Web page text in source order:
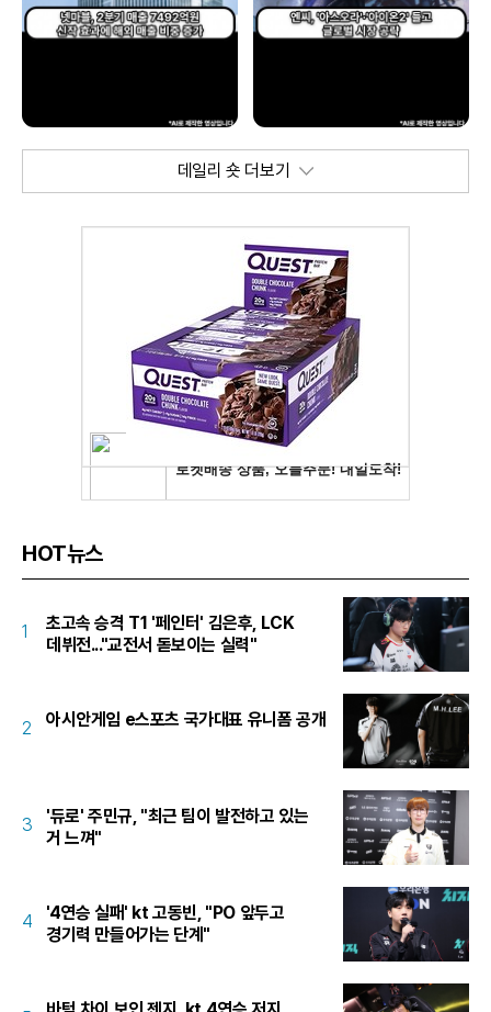
데일리 숏 더보기
HOT뉴스
1
초고속 승격 T1 '페인터' 김은후, LCK
데뷔전..."교전서 돋보이는 실력"
2 아시안게임 e스포츠 국가대표 유니폼 공개
3
'듀로' 주민규, "최근 팀이 발전하고 있는
거 느껴"
4
'4연승 실패' kt 고동빈, "PO 앞두고
경기력 만들어가는 단계"